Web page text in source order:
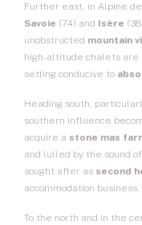
Further east, in Alpine
Savoie (74) and Isère
unobstructed mountain
high-altitude chalets are
setting conducive to
Heading south,
southern influence
acquire a stone mas
and lulled by the sound
sought after as second
accommodation business.
To the north and in the